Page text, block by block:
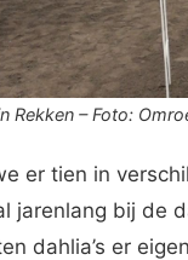
Rekken – Foto:
er tien in
jarenlang bij de
dahlia’s er